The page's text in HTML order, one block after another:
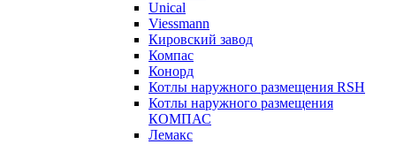
Unical
Viessmann
Кировский завод
Компас
Конорд
Котлы наружного размещения RSH
Котлы наружного размещения
КОМПАС
Лемакс